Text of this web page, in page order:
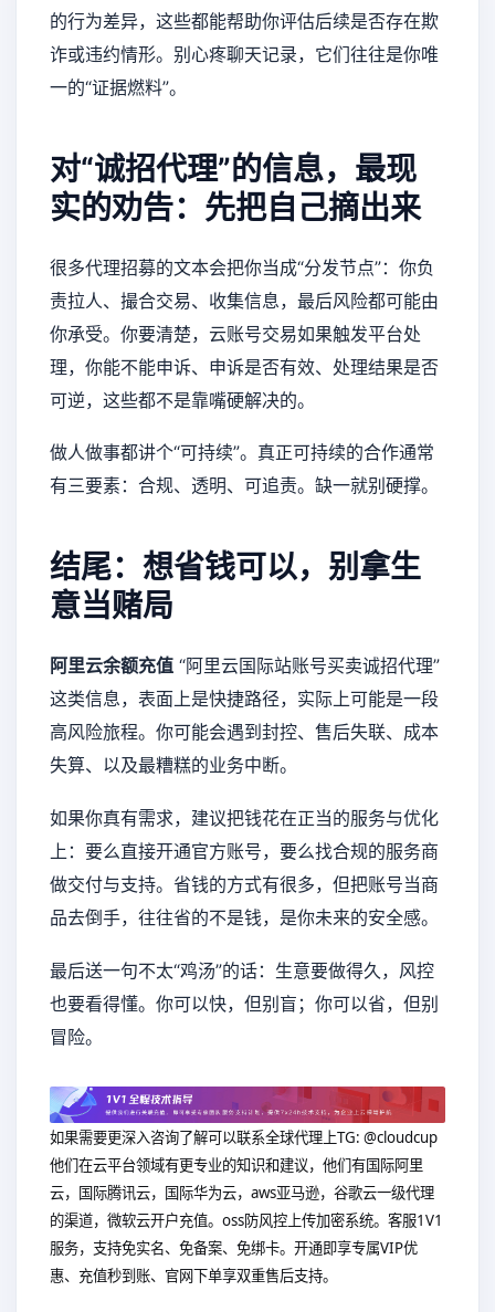
的行为差异，这些都能帮助你评估后续是否存在欺
诈或违约情形。别心疼聊天记录，它们往往是你唯
一的“证据燃料”。
对“诚招代理”的信息，最现
实的劝告：先把自己摘出来
很多代理招募的文本会把你当成“分发节点”：你负
责拉人、撮合交易、收集信息，最后风险都可能由
你承受。你要清楚，云账号交易如果触发平台处
理，你能不能申诉、申诉是否有效、处理结果是否
可逆，这些都不是靠嘴硬解决的。
做人做事都讲个“可持续”。真正可持续的合作通常
有三要素：合规、透明、可追责。缺一就别硬撑。
结尾：想省钱可以，别拿生
意当赌局
阿里云余额充值 “阿里云国际站账号买卖诚招代理”
这类信息，表面上是快捷路径，实际上可能是一段
高风险旅程。你可能会遇到封控、售后失联、成本
失算、以及最糟糕的业务中断。
如果你真有需求，建议把钱花在正当的服务与优化
上：要么直接开通官方账号，要么找合规的服务商
做交付与支持。省钱的方式有很多，但把账号当商
品去倒手，往往省的不是钱，是你未来的安全感。
最后送一句不太“鸡汤”的话：生意要做得久，风控
也要看得懂。你可以快，但别盲；你可以省，但别
冒险。
如果需要更深入咨询了解可以联系全球代理上TG: @cloudcup
他们在云平台领域有更专业的知识和建议，他们有国际阿里
云，国际腾讯云，国际华为云，aws亚马逊，谷歌云一级代理
的渠道，微软云开户充值。oss防风控上传加密系统。客服1V1
服务，支持免实名、免备案、免绑卡。开通即享专属VIP优
惠、充值秒到账、官网下单享双重售后支持。